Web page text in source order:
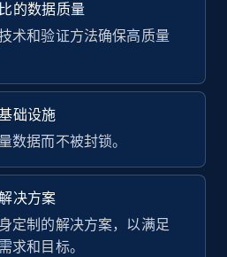
Title, Headline, Post
more.
posts by Profile
Title, Headline, Post
的数据质量
术和验证方法确保高质量
础设施
数据而不被封锁。
决方案
定制的解决方案，以满足
求和目标。